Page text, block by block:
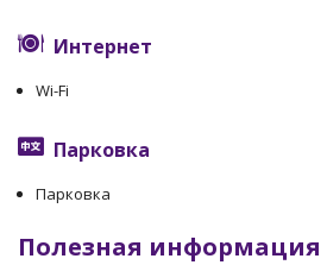
Интернет
Wi-Fi
Парковка
Парковка
Полезная информация